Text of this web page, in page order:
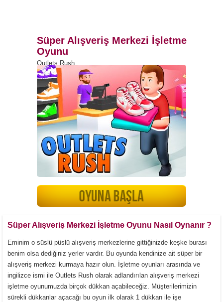
Süper Alışveriş Merkezi İşletme
Oyunu
Outlets Rush
Süper Alışveriş Merkezi İşletme Oyunu Nasıl Oynanır ?
Eminim o süslü püslü alışveriş merkezlerine gittiğinizde keşke burası
benim olsa dediğiniz yerler vardır. Bu oyunda kendinize ait süper bir
alışveriş merkezi kurmaya hazır olun. İşletme oyunları arasında ve
ingilizce ismi ile Outlets Rush olarak adlandırılan alışveriş merkezi
işletme oyunumuzda birçok dükkan açabileceğiz. Müşterilerimizin
sürekli dükkanlar açacağı bu oyun ilk olarak 1 dükkan ile işe